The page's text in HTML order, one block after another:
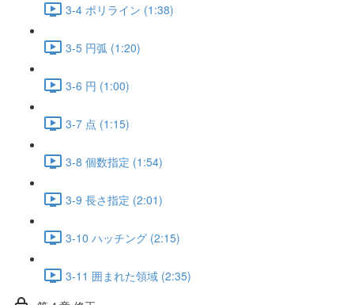
3-4 ポリライン (1:38)
3-5 円弧 (1:20)
3-6 円 (1:00)
3-7 点 (1:15)
3-8 個数指定 (1:54)
3-9 長さ指定 (2:01)
3-10 ハッチング (2:15)
3-11 囲まれた領域 (2:35)